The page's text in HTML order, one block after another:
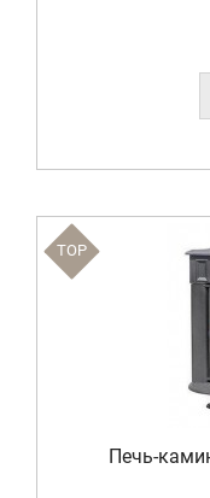
TOP
Печь-